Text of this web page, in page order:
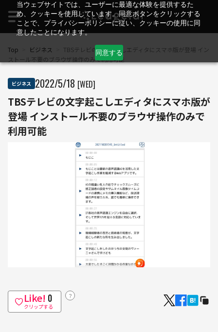
当ウェブサイトでは、ユーザーに最適な体験を提供するた
め、クッキーを使用しています。同意ボタンをクリックする
ことで、プライバシーポリシーに従い、クッキーの使用に同
意したことになります。
同意する
Top ビジネス
TBSテレビの文字起こしエディタにスマホ版が登場 イン
ストール不要のブラウザ操作のみで利用可能
ビジネス 2022/5/18 [WED]
TBSテレビの文字起こしエディタにスマホ版が
登場 インストール不要のブラウザ操作のみで
利用可能
Like! 0
クリップする
？